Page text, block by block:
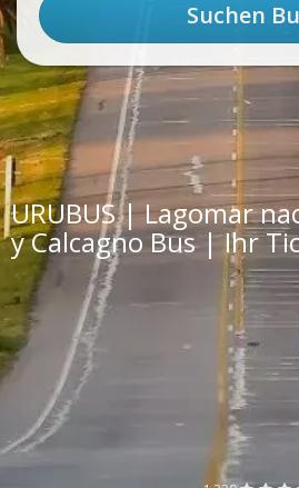
URUBUS | Lagomar
y Calcagno Bus | Ihr